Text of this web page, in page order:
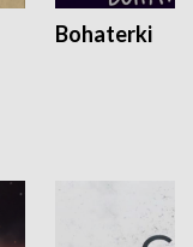
Bohaterki